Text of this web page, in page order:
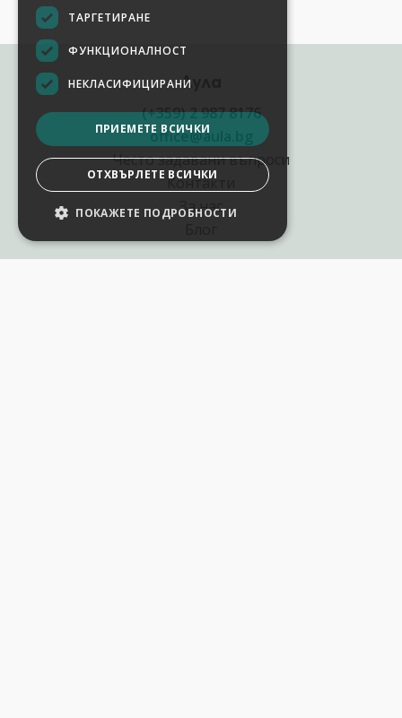
Аула
(+359) 2 987 8176
office@aula.bg
Често задавани въпроси
Контакти
За нас
ТАРГЕТИРАНЕ
ФУНКЦИОНАЛНОСТ
НЕКЛАСИФИЦИРАНИ
ПРИЕМЕТЕ ВСИЧКИ
ОТХВЪРЛЕТЕ ВСИЧКИ
ПОКАЖЕТЕ ПОДРОБНОСТИ